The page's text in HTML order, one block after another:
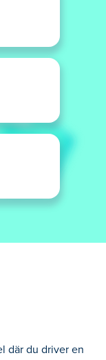
där du driver en